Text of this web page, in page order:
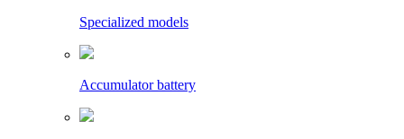
Specialized models
Accumulator battery